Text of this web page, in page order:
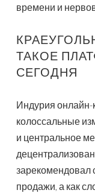
времени и
ТАКОЕ
СЕГОДНЯ
Индурия
колоссальные
и центральное
зарекомендовал
продажи, а как